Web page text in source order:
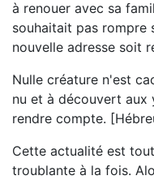
à renouer avec sa
souhaitait pas rompre
nouvelle adresse soit
Nulle créature n'est
nu et à découvert aux
rendre compte.
Cette actualité est
troublante à la fois.